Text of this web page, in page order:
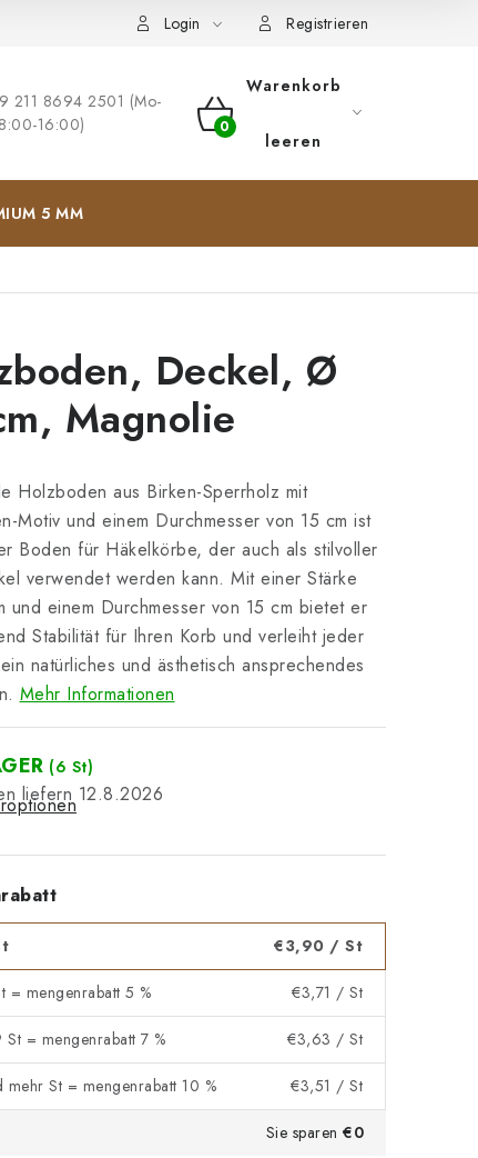
Login Registrieren
211 8694 2501 (Mo-
16:00)
WARENKORB
Warenkorb
leeren
5 MM
Deckel, Ø
Magnolie
Holzboden aus Birken-Sperrholz mit
Motiv und einem Durchmesser von 15 cm ist
Boden für Häkelkörbe, der auch als stilvoller
verwendet werden kann. Mit einer Stärke
und einem Durchmesser von 15 cm bietet er
Stabilität für Ihren Korb und verleiht jeder
natürliches und ästhetisch ansprechendes
Mehr Informationen
(6 St)
12.8.2026
€3,90 / St
= mengenrabatt 5 % €3,71 / St
St = mengenrabatt 7 % €3,63 / St
mehr St = mengenrabatt 10 % €3,51 / St
Sie sparen €0